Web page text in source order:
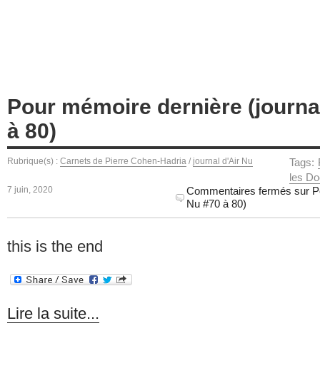
Pour mémoire dernière
à 80)
Rubrique(s) : Carnets de Pierre Cohen-Hadria / journal d'Air Nu Tags:
les
7 juin, 2020 Commentaires fermés sur
Nu #70 à 80)
this is the end
Lire la suite...